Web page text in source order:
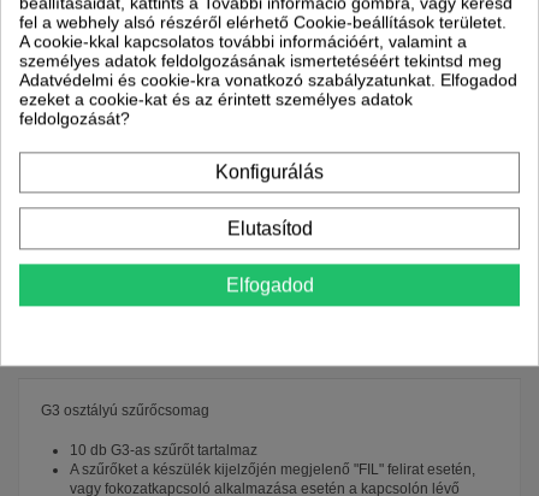
Hétfő 2026.08.10, reggel
8 és 17 óra között
G3 osztályú szűrőcsomag
10 db G3-as szűrőt tartalmaz
A szűrőket a készülék kijelzőjén megjelenő "FIL" felirat esetén,
vagy fokozatkapcsoló alkalmazása esetén a kapcsolón lévő
fel a webhely alsó részéről elérhető Cookie-beállítások területet.
A cookie-kkal kapcsolatos további információért, valamint a
személyes adatok feldolgozásának ismertetéséért tekintsd meg
Adatvédelmi és cookie-kra vonatkozó szabályzatunkat. Elfogadod
ezeket a cookie-kat és az érintett személyes adatok
feldolgozását?
Konfigurálás
Elutasítod
Elfogadod